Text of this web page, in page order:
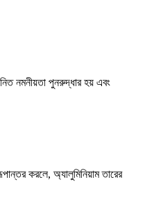
নমনীয়তা পুনরুদ্ধার হয় এবং
করলে, অ্যালুমিনিয়াম তারের